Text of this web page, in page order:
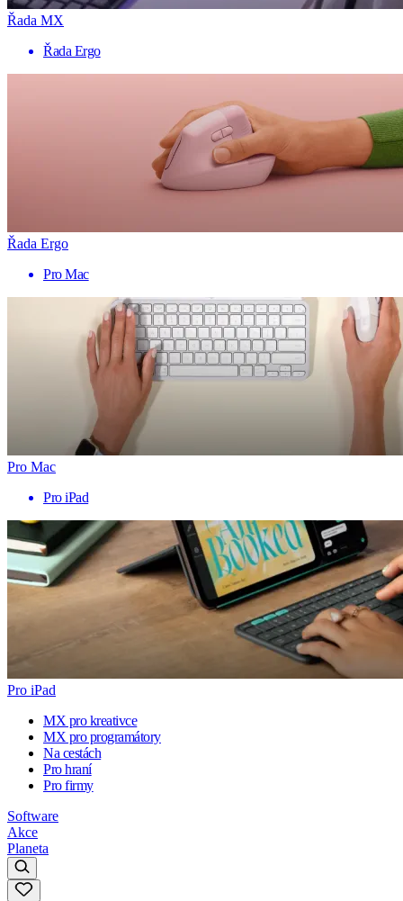
Řada MX
Řada Ergo
Řada Ergo
Pro Mac
Pro Mac
Pro iPad
Pro iPad
MX pro kreativce
MX pro programátory
Na cestách
Pro hraní
Pro firmy
Software
Akce
Planeta